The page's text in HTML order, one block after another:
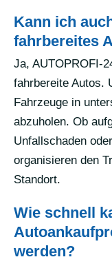
Kann ich
fahrbereites
Ja, AUTOPROFI-
fahrbereite Autos.
Fahrzeuge in
abzuholen. Ob
Unfallschaden
organisieren den
Standort.
Wie schnell
werden?